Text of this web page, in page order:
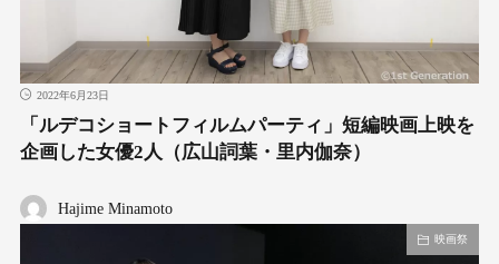
2022年6月23日
「ルデコショートフィルムパーティ」短編映画上映を
企画した女優2人（広山詞葉・里内伽奈）
Hajime Minamoto
映画祭